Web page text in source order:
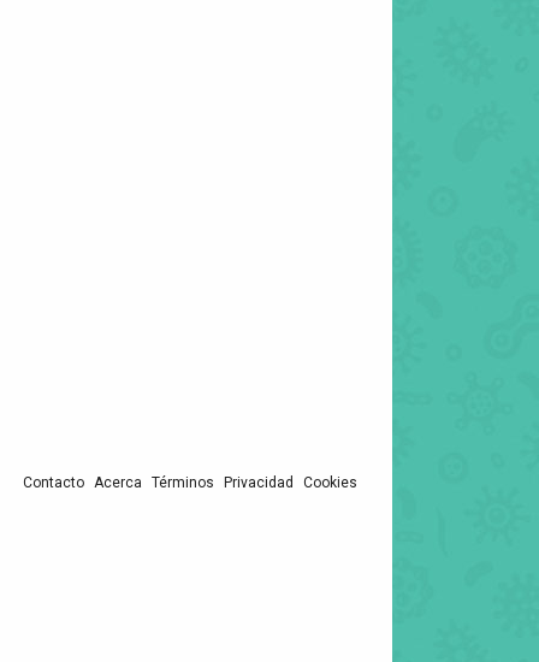
Contacto Acerca Términos Privacidad Cookies